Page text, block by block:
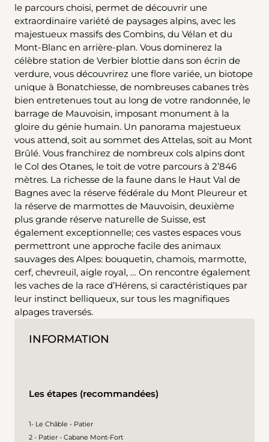
le parcours choisi, permet de découvrir une
extraordinaire variété de paysages alpins, avec les
majestueux massifs des Combins, du Vélan et du
Mont-Blanc en arrière-plan. Vous dominerez la
célèbre station de Verbier blottie dans son écrin de
verdure, vous découvrirez une flore variée, un biotope
unique à Bonatchiesse, de nombreuses cabanes très
bien entretenues tout au long de votre randonnée, le
barrage de Mauvoisin, imposant monument à la
gloire du génie humain. Un panorama majestueux
vous attend, soit au sommet des Attelas, soit au Mont
Brûlé. Vous franchirez de nombreux cols alpins dont
le Col des Otanes, le toit de votre parcours à 2’846
mètres. La richesse de la faune dans le Haut Val de
Bagnes avec la réserve fédérale du Mont Pleureur et
la réserve de marmottes de Mauvoisin, deuxième
plus grande réserve naturelle de Suisse, est
également exceptionnelle; ces vastes espaces vous
permettront une approche facile des animaux
sauvages des Alpes: bouquetin, chamois, marmotte,
cerf, chevreuil, aigle royal, … On rencontre également
les vaches de la race d’Hérens, si caractéristiques par
leur instinct belliqueux, sur tous les magnifiques
alpages traversés.
INFORMATION
Les étapes (recommandées)
1- Le Châble - Patier
2 - Patier - Cabane Mont-Fort